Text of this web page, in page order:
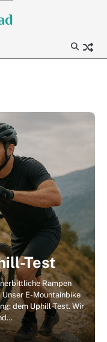
Test
Rampen
E-Mountainbike
dem Uphill-Test. Wir